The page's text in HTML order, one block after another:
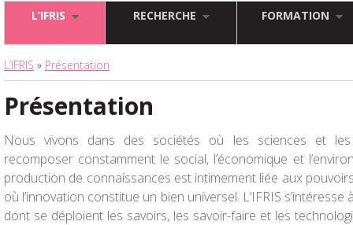
L’IFRIS RECHERCHE FORMATION
L’IFRIS » Présentation
Présentation
Nous vivons dans des sociétés où les sciences et
recomposer constamment le social, l’économique et
production de connaissances est intimement liée aux
où l’innovation constitue un bien universel. L’IFRIS
dont se déploient les savoirs, les savoir-faire et les